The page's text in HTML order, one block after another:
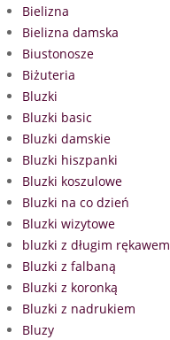
Bielizna
Bielizna damska
Biustonosze
Biżuteria
Bluzki
Bluzki basic
Bluzki damskie
Bluzki hiszpanki
Bluzki koszulowe
Bluzki na co dzień
Bluzki wizytowe
bluzki z długim rękawem
Bluzki z falbaną
Bluzki z koronką
Bluzki z nadrukiem
Bluzy